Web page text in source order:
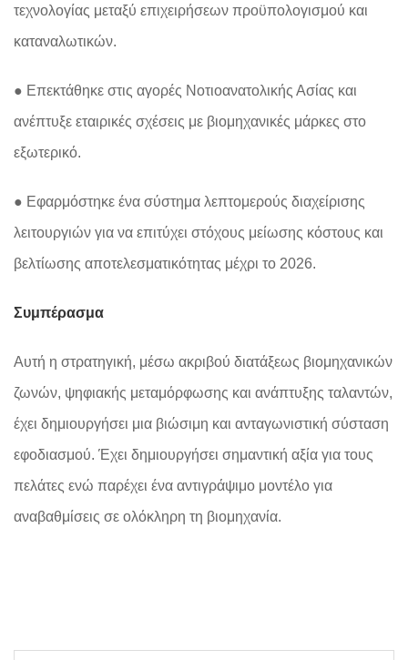
τεχνολογίας μεταξύ επιχειρήσεων προϋπολογισμού και
καταναλωτικών.
● Επεκτάθηκε στις αγορές Νοτιοανατολικής Ασίας και
ανέπτυξε εταιρικές σχέσεις με βιομηχανικές μάρκες στο
εξωτερικό.
● Εφαρμόστηκε ένα σύστημα λεπτομερούς διαχείρισης
λειτουργιών για να επιτύχει στόχους μείωσης κόστους και
βελτίωσης αποτελεσματικότητας μέχρι το 2026.
Συμπέρασμα
Αυτή η στρατηγική, μέσω ακριβού διατάξεως βιομηχανικών
ζωνών, ψηφιακής μεταμόρφωσης και ανάπτυξης ταλαντών,
έχει δημιουργήσει μια βιώσιμη και ανταγωνιστική σύσταση
εφοδιασμού. Έχει δημιουργήσει σημαντική αξία για τους
πελάτες ενώ παρέχει ένα αντιγράψιμο μοντέλο για
αναβαθμίσεις σε ολόκληρη τη βιομηχανία.